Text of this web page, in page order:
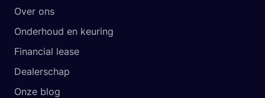
Over ons
Onderhoud en keuring
Financial lease
Dealerschap
Onze blog